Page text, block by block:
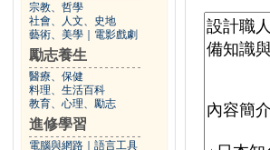
宗教、哲學
社會、人文、史地
藝術、美學
電影戲劇
勵志養生
醫療、保健
料理、生活百科
教育、心理、勵志
進修學習
電腦與網路
語言工具